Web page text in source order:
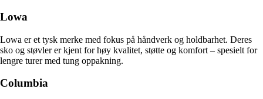
Lowa
Lowa er et tysk merke med fokus på håndverk og holdbarhet. Deres
sko og støvler er kjent for høy kvalitet, støtte og komfort – spesielt for
lengre turer med tung oppakning.
Columbia